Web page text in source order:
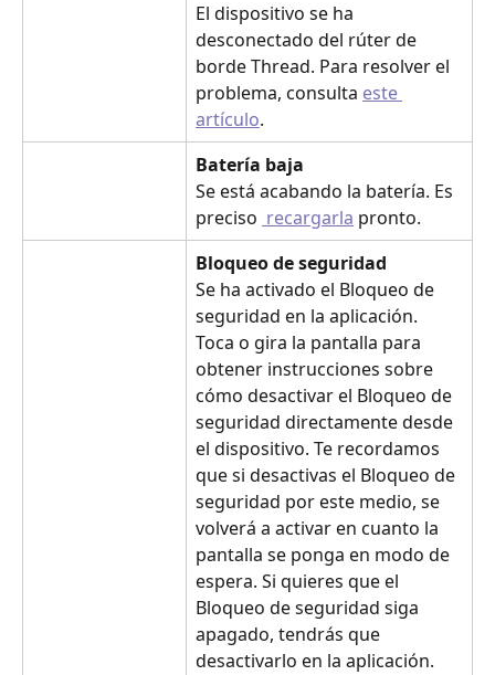
El dispositivo se ha
desconectado del rúter de
borde Thread. Para resolver el
problema, consulta este
artículo.
Batería baja
Se está acabando la batería. Es
preciso recargarla pronto.
Bloqueo de seguridad
Se ha activado el Bloqueo de
seguridad en la aplicación.
Toca o gira la pantalla para
obtener instrucciones sobre
cómo desactivar el Bloqueo de
seguridad directamente desde
el dispositivo. Te recordamos
que si desactivas el Bloqueo de
seguridad por este medio, se
volverá a activar en cuanto la
pantalla se ponga en modo de
espera. Si quieres que el
Bloqueo de seguridad siga
apagado, tendrás que
desactivarlo en la aplicación.